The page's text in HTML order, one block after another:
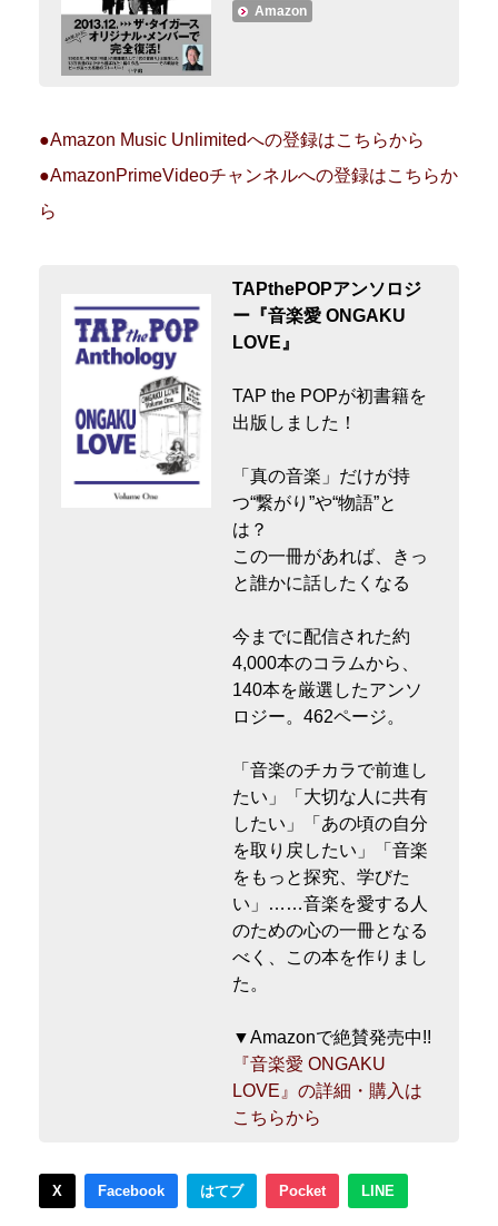
Amazon
●Amazon Music Unlimitedへの登録はこちらから
●AmazonPrimeVideoチャンネルへの登録はこちらか
ら
TAPthePOPアンソロジ
ー『音楽愛 ONGAKU
LOVE』
TAP the POPが初書籍を
出版しました！
「真の音楽」だけが持
つ“繋がり”や“物語”と
は？
この一冊があれば、きっ
と誰かに話したくなる
今までに配信された約
4,000本のコラムから、
140本を厳選したアンソ
ロジー。462ページ。
「音楽のチカラで前進し
たい」「大切な人に共有
したい」「あの頃の自分
を取り戻したい」「音楽
をもっと探究、学びた
い」……音楽を愛する人
のための心の一冊となる
べく、この本を作りまし
た。
▼Amazonで絶賛発売中!!
『音楽愛 ONGAKU
LOVE』の詳細・購入は
こちらから
X Facebook はてブ Pocket LINE